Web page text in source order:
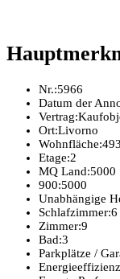
Nr.:5966
Datum der
Vertrag:
Ort:Livorno
Wohnfläche:
Etage:2
MQ Land:5000
900:5000
Unabhängige
Schlafzimmer:6
Zimmer:9
Bad:3
Parkplätze /